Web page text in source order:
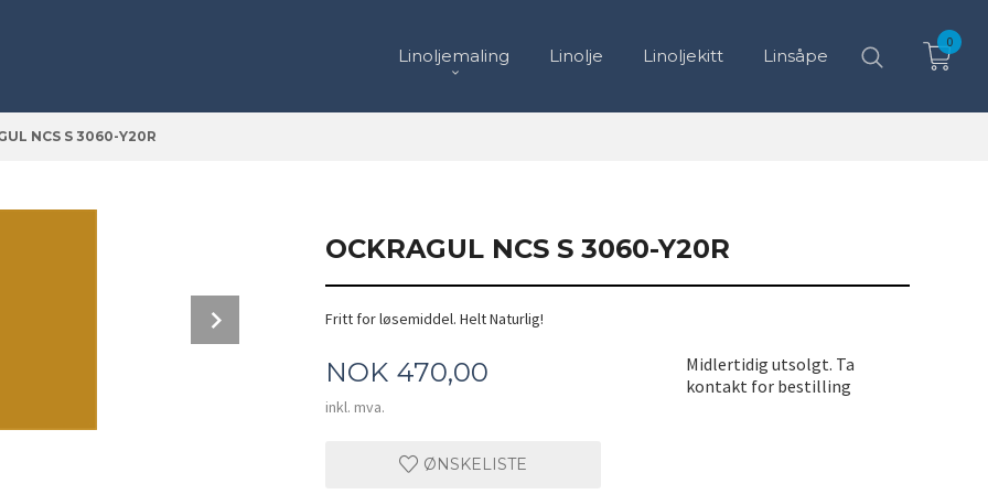
Linoljemaling Linolje Linoljekitt Linsåpe
0
NCS S 3060-Y20R
Base, Base med 50% hvit, Base med 66,67% hvit
OCKRAGUL NCS S 3060-Y20R
Fritt for løsemiddel. Helt Naturlig!
Pris
NOK 470,00
inkl. mva.
Midlertidig utsolgt. Ta
kontakt for bestilling
ØNSKELISTE